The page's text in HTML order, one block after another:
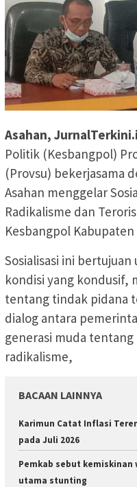
Asahan,
Politik (Kesbangpol)
(Provsu) bekerjasama
Asahan menggelar
Radikalisme dan
Kesbangpol Kabupaten
Sosialisasi ini
kondisi yang kondusif,
tentang tindak pidana
dialog antara
generasi muda
radikalisme,
BACAAN LAINNYA
Karimun Catat Inflasi
pada Juli 2026
Pemkab sebut
utama stunting